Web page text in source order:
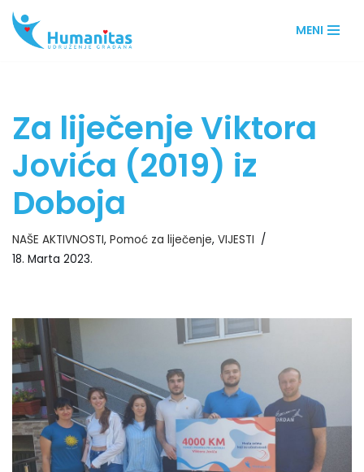
Skip
MENI
Za liječenje Viktora
Jovića (2019) iz
Doboja
NAŠE AKTIVNOSTI, Pomoć za liječenje, VIJESTI
18. Marta 2023.